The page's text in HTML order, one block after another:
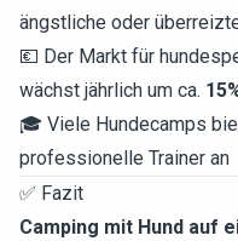
ängstliche oder
💶 Der Markt für
wächst jährlich um ca.
🎓 Viele Hundecamps
professionelle Trainer an
✅ Fazit
Camping mit Hund auf